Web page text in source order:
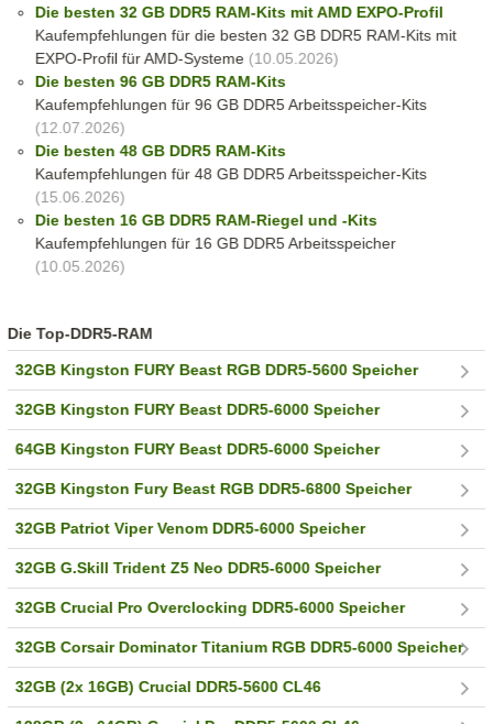
Die besten 32 GB DDR5 RAM-Kits mit AMD EXPO-Profil
Kaufempfehlungen für die besten 32 GB DDR5 RAM-Kits mit
EXPO-Profil für AMD-Systeme (10.05.2026)
Die besten 96 GB DDR5 RAM-Kits
Kaufempfehlungen für 96 GB DDR5 Arbeitsspeicher-Kits
(12.07.2026)
Die besten 48 GB DDR5 RAM-Kits
Kaufempfehlungen für 48 GB DDR5 Arbeitsspeicher-Kits
(15.06.2026)
Die besten 16 GB DDR5 RAM-Riegel und -Kits
Kaufempfehlungen für 16 GB DDR5 Arbeitsspeicher
(10.05.2026)
Die Top-DDR5-RAM
32GB Kingston FURY Beast RGB DDR5-5600 Speicher
32GB Kingston FURY Beast DDR5-6000 Speicher
64GB Kingston FURY Beast DDR5-6000 Speicher
32GB Kingston Fury Beast RGB DDR5-6800 Speicher
32GB Patriot Viper Venom DDR5-6000 Speicher
32GB G.Skill Trident Z5 Neo DDR5-6000 Speicher
32GB Crucial Pro Overclocking DDR5-6000 Speicher
32GB Corsair Dominator Titanium RGB DDR5-6000 Speicher
32GB (2x 16GB) Crucial DDR5-5600 CL46